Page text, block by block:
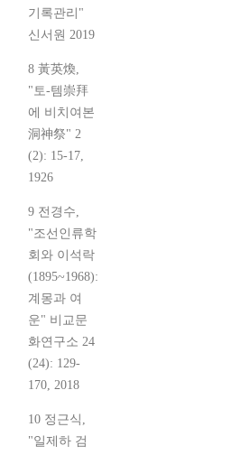
기록관리"
신서원 2019
8 黃英煥,
"토-템崇拜
에 비치여본
洞神祭" 2
(2): 15-17,
1926
9 전경수,
"조선인류학
회와 이석락
(1895~1968):
계몽과 여
운" 비교문
화연구소 24
(24): 129-
170, 2018
10 정근식,
"일제하 검